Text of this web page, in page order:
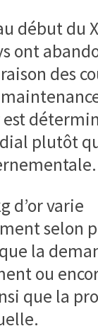
début du
ont
des
est
plutôt
d’or varie
selon
la
ou
que la